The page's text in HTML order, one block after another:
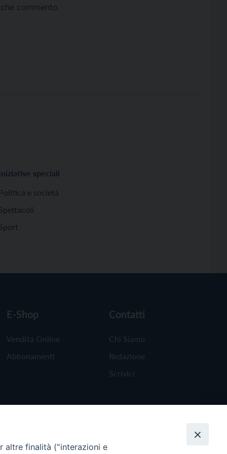
commento.
Iniziative speciali
Politica e società
E-Shop
Vendita Online
Abbonamenti
Contatti
Chi Siamo
Redazione
Scrivici
altre finalità ("interazioni e